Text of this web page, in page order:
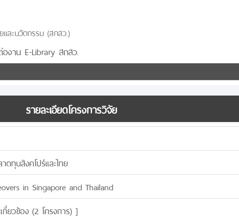
ละนวัตกรรม (สกสว.)
งาน E-Library สกสว.
รายละเอียดโครงการวิจัย
ทุนสิงคโปร์และไทย
in Singapore and Thailand
ยวข้อง (2 โครงการ) ]